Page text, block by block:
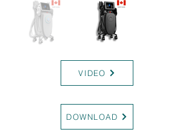
VIDEO
DOWNLOAD